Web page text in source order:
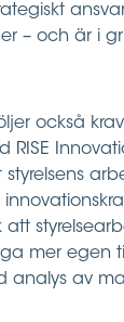
– och är i
också
RISE
mer egen
analys av